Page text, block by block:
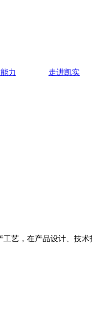
力 走进凯实
艺，在产品设计、技